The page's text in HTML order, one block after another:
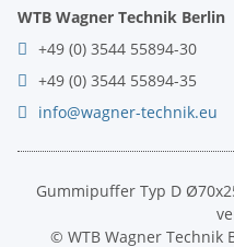
WTB Wagner Technik Berlin
+49 (0) 3544 55894-30
+49 (0) 3544 55894-35
info@wagner-technik.eu
Gummipuffer Typ D
© WTB Wagner Technik